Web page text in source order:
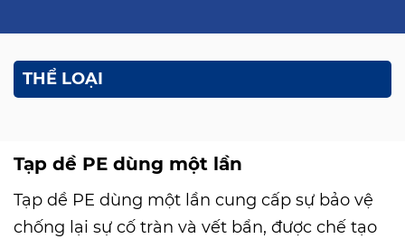
THỂ LOẠI
Tạp dề PE dùng một lần
Tạp dề PE dùng một lần cung cấp sự bảo vệ
chống lại sự cố tràn và vết bẩn, được chế tạo